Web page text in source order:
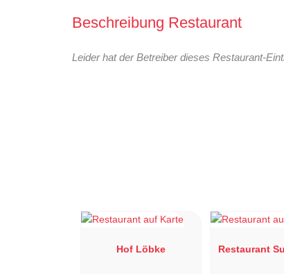
Beschreibung Restaurant
Leider hat der Betreiber dieses Restaurant-
Hof Löbke Restaurant